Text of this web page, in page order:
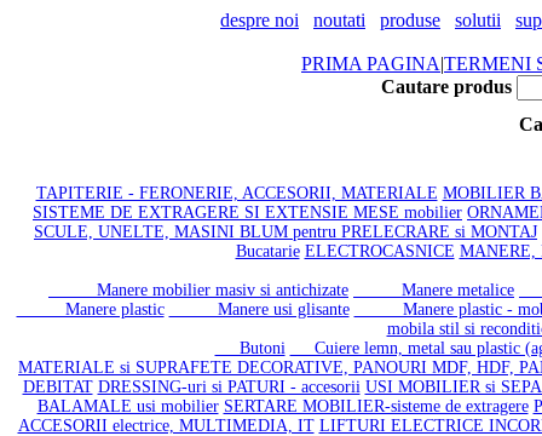
despre noi noutati produse solutii
PRIMA PAGINA|TERMENI
Cautare produs
TAPITERIE - FERONERIE, ACCESORII, MATERIALE MOBILIER
SISTEME DE EXTRAGERE SI EXTENSIE MESE mobilier
SCULE, UNELTE, MASINI BLUM pentru PRELECRARE si MONTAJ
Bucatarie ELECTROCASNICE MANERE,
Manere mobilier masiv si antichizate Manere metalice
Manere plastic
Manere usi glisante
Manere plastic -
mobila stil si
Butoni
Cuiere lemn, metal sau plastic
MATERIALE si SUPRAFETE DECORATIVE, PANOURI MDF, HDF,
DEBITAT DRESSING-uri si PATURI - accesorii USI MOBILIER si
BALAMALE usi mobilier SERTARE MOBILIER-sisteme de extragere
ACCESORII electrice, MULTIMEDIA, IT LIFTURI ELECTRICE